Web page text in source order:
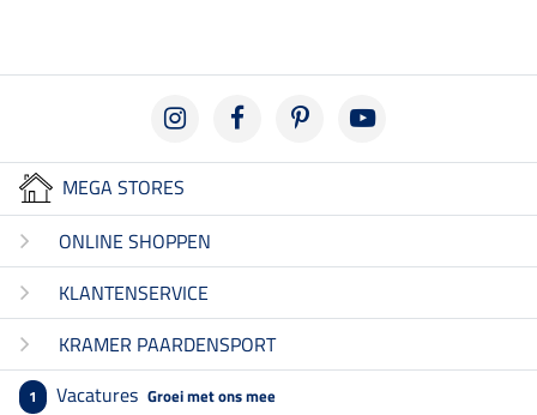
MEGA STORES
ONLINE SHOPPEN
KLANTENSERVICE
KRAMER PAARDENSPORT
1 Vacatures Groei met ons mee